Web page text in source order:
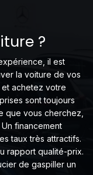
?
il est
la voiture de vos
achetez votre
sont toujours
que vous cherchez,
financement
taux très attractifs.
rapport qualité-prix.
de gaspiller un